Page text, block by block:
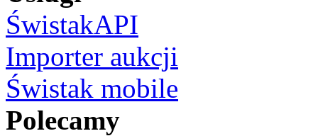
ŚwistakAPI
Importer aukcji
Świstak mobile
Polecamy